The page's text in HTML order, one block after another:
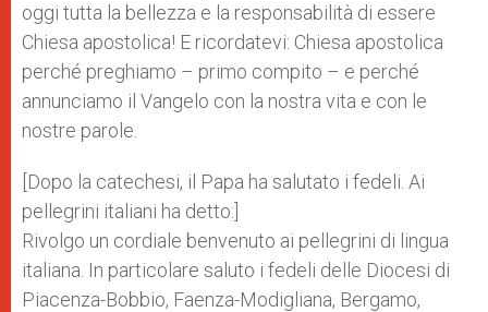
oggi tutta la bellezza e la responsabilità di essere
Chiesa apostolica! E ricordatevi: Chiesa apostolica
perché preghiamo – primo compito – e perché
annunciamo il Vangelo con la nostra vita e con le
nostre parole.
[Dopo la catechesi, il Papa ha salutato i fedeli. Ai
pellegrini italiani ha detto:]
Rivolgo un cordiale benvenuto ai pellegrini di lingua
italiana. In particolare saluto i fedeli delle Diocesi di
Piacenza-Bobbio, Faenza-Modigliana, Bergamo,